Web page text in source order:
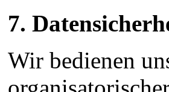
7.
Wir bedienen